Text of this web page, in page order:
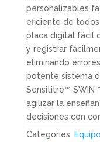
personalizables
eficiente de
placa digital fácil
y registrar
eliminando
potente sistema
Sensititre™
agilizar la
decisiones con
Categories: